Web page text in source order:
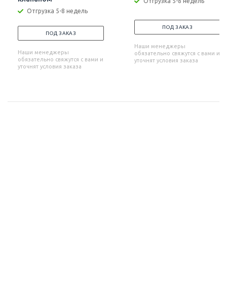
Отгрузка 5-8 недель
ПОД ЗАКАЗ
Наши менеджеры
обязательно свяжутся с вами и
уточнят условия заказа
ПОД ЗАКАЗ
Наши менеджеры
обязательно свяжутся с вами и
уточнят условия заказа